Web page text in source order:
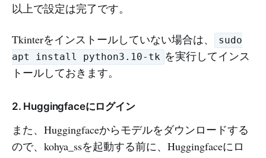
以上で設定は完了です。
Tkinterをインストールしていない場合は、
sudo
apt install python3.10-tk を実行してインス
トールしておきます。
2. Huggingfaceにログイン
また、Huggingfaceからモデルをダウンロードする
ので、kohya_ssを起動する前に、Huggingfaceにロ